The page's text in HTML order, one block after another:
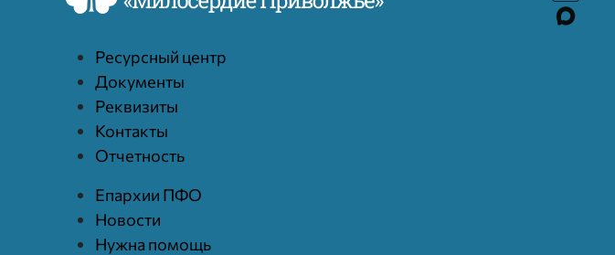
Ресурcный центр
Документы
Реквизиты
Контакты
Отчетность
Епархии ПФО
Новости
Нужна помощь